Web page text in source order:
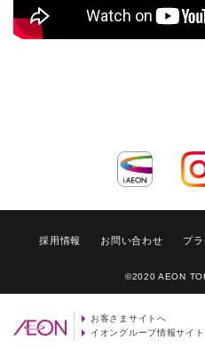
採用情報 お問い合わせ プ
©2020 AEON
お客さまサイトへ
イオングループ情報サイト